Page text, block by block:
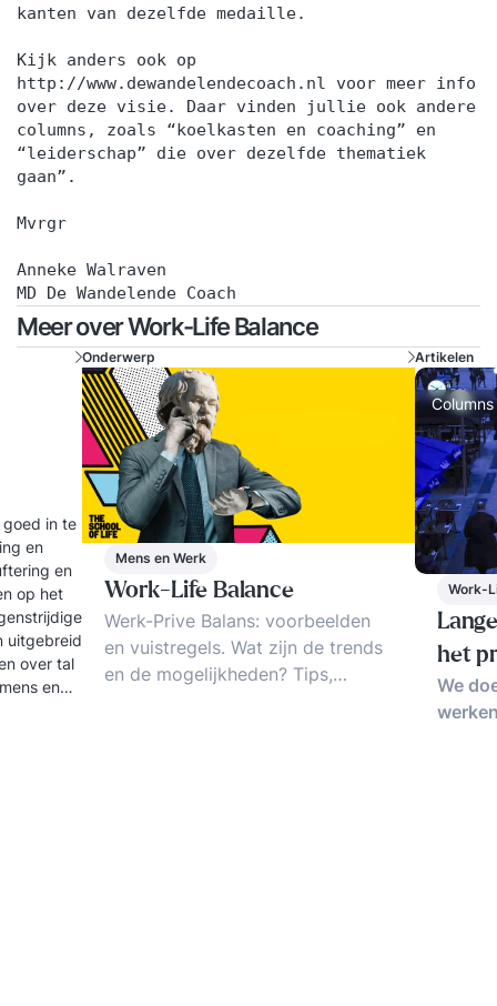
kanten van dezelfde medaille.
Kijk anders ook op
http://www.dewandelendecoach.nl voor meer info
over deze visie. Daar vinden jullie ook andere
columns, zoals “koelkasten en coaching” en
“leiderschap” die over dezelfde thematiek
gaan”.
Mvrgr
Anneke Walraven
MD De Wandelende Coach
Meer over Work-Life Balance
goed in te
en
en
op het
uitgebreid
over tal
en
Onderwerp
Mens en Werk
Work-Life Balance
Werk-Prive Balans: voorbeelden
en vuistregels. Wat zijn de trends
en de mogelijkheden? Tips,
Artikelen
Columns
Work-
het
We